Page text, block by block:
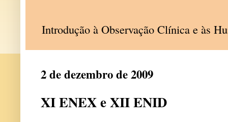
Introdução à Observação Clínica e às
2 de dezembro de 2009
XI ENEX e XII ENID